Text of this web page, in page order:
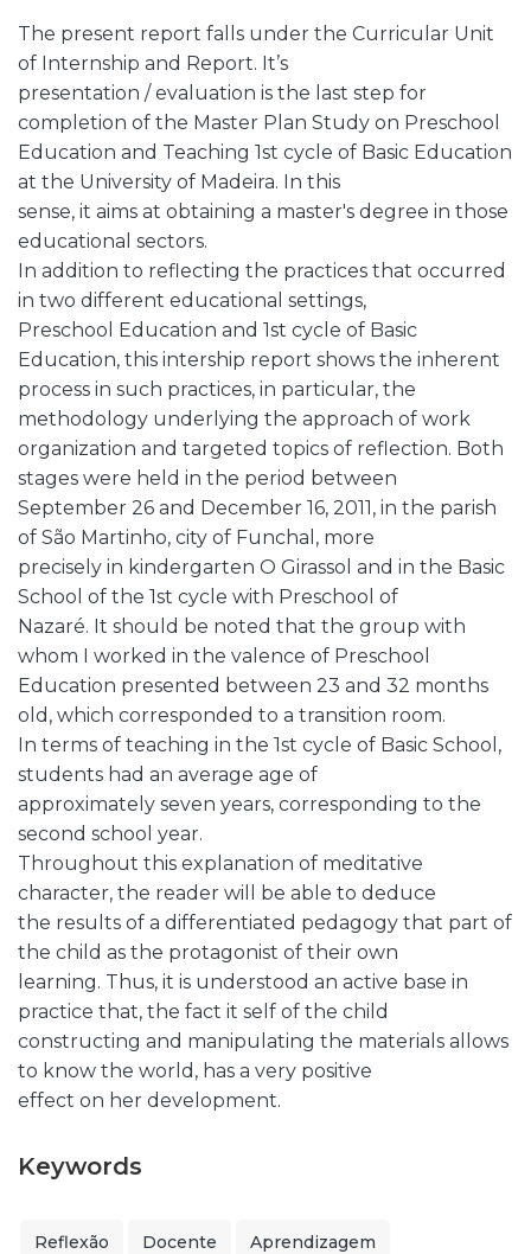
The present report falls under the Curricular Unit
of Internship and Report. It’s
presentation / evaluation is the last step for
completion of the Master Plan Study on Preschool
Education and Teaching 1st cycle of Basic Education
at the University of Madeira. In this
sense, it aims at obtaining a master's degree in those
educational sectors.
In addition to reflecting the practices that occurred
in two different educational settings,
Preschool Education and 1st cycle of Basic
Education, this intership report shows the inherent
process in such practices, in particular, the
methodology underlying the approach of work
organization and targeted topics of reflection. Both
stages were held in the period between
September 26 and December 16, 2011, in the parish
of São Martinho, city of Funchal, more
precisely in kindergarten O Girassol and in the Basic
School of the 1st cycle with Preschool of
Nazaré. It should be noted that the group with
whom I worked in the valence of Preschool
Education presented between 23 and 32 months
old, which corresponded to a transition room.
In terms of teaching in the 1st cycle of Basic School,
students had an average age of
approximately seven years, corresponding to the
second school year.
Throughout this explanation of meditative
character, the reader will be able to deduce
the results of a differentiated pedagogy that part of
the child as the protagonist of their own
learning. Thus, it is understood an active base in
practice that, the fact it self of the child
constructing and manipulating the materials allows
to know the world, has a very positive
effect on her development.
Keywords
Reflexão Docente Aprendizagem